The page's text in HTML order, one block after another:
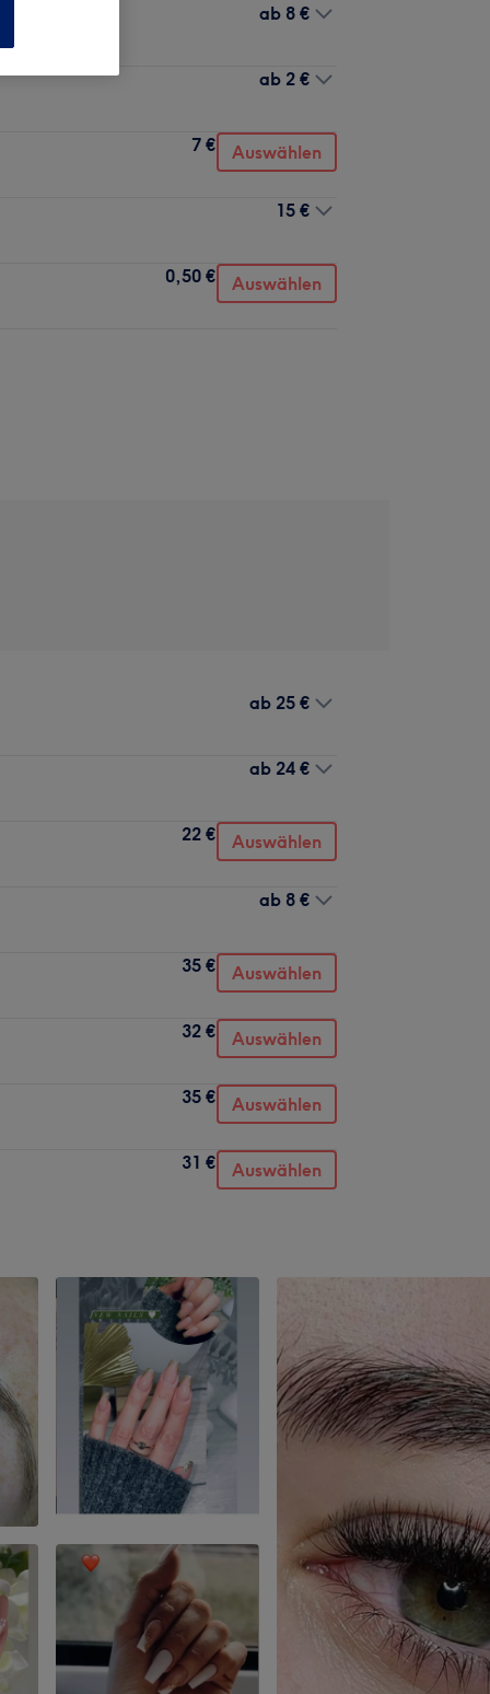
ab 8 €
ab 2 €
7 € Auswählen
15 €
0,50 € Auswählen
ab 25 €
ab 24 €
22 € Auswählen
ab 8 €
35 € Auswählen
32 € Auswählen
35 € Auswählen
31 € Auswählen